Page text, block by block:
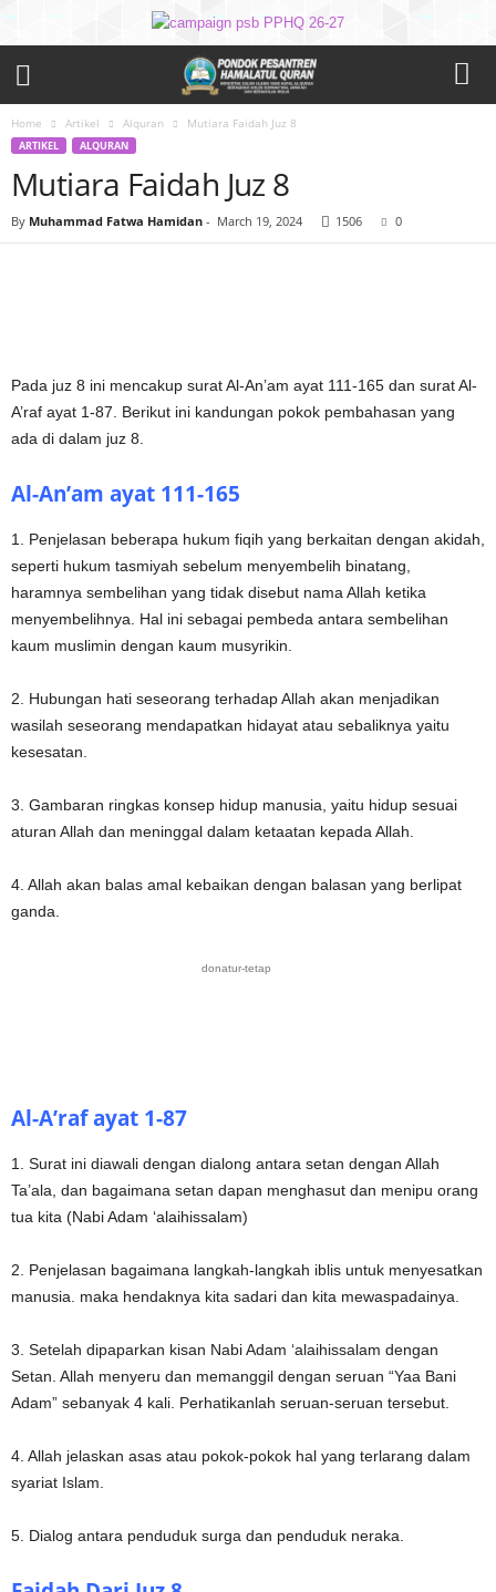
Home Artikel Alquran Mutiara Faidah Juz 8
ARTIKEL ALQURAN
Mutiara Faidah Juz 8
By Muhammad Fatwa Hamidan - March 19, 2024 1506 0
Pada juz 8 ini mencakup surat Al-An’am ayat 111-165 dan surat Al-
A’raf ayat 1-87. Berikut ini kandungan pokok pembahasan yang
ada di dalam juz 8.
Al-An’am ayat 111-165
1. Penjelasan beberapa hukum fiqih yang berkaitan dengan akidah,
seperti hukum tasmiyah sebelum menyembelih binatang,
haramnya sembelihan yang tidak disebut nama Allah ketika
menyembelihnya. Hal ini sebagai pembeda antara sembelihan
kaum muslimin dengan kaum musyrikin.
2. Hubungan hati seseorang terhadap Allah akan menjadikan
wasilah seseorang mendapatkan hidayat atau sebaliknya yaitu
kesesatan.
3. Gambaran ringkas konsep hidup manusia, yaitu hidup sesuai
aturan Allah dan meninggal dalam ketaatan kepada Allah.
4. Allah akan balas amal kebaikan dengan balasan yang berlipat
ganda.
donatur-tetap
Al-A’raf ayat 1-87
1. Surat ini diawali dengan dialong antara setan dengan Allah
Ta’ala, dan bagaimana setan dapan menghasut dan menipu orang
tua kita (Nabi Adam ‘alaihissalam)
2. Penjelasan bagaimana langkah-langkah iblis untuk menyesatkan
manusia. maka hendaknya kita sadari dan kita mewaspadainya.
3. Setelah dipaparkan kisan Nabi Adam ‘alaihissalam dengan
Setan. Allah menyeru dan memanggil dengan seruan “Yaa Bani
Adam” sebanyak 4 kali. Perhatikanlah seruan-seruan tersebut.
4. Allah jelaskan asas atau pokok-pokok hal yang terlarang dalam
syariat Islam.
5. Dialog antara penduduk surga dan penduduk neraka.